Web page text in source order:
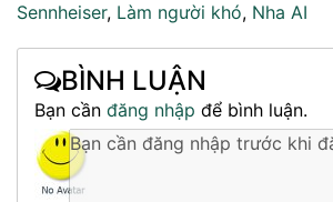
Sennheiser, Làm người khó, Nha AI
BÌNH LUẬN
Bạn cần đăng nhập để bình luận.